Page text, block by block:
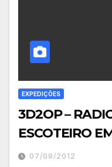
EXPEDIÇÕES
3D2OP –
ESCOTEIRO
07/09/2012